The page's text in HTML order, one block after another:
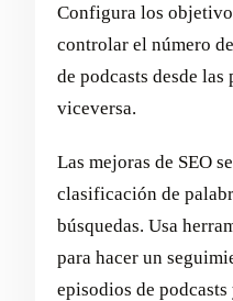
Configura los
controlar el número
de podcasts desde
viceversa.
Las mejoras de SEO
clasificación de
búsquedas. Usa
para hacer un
episodios de